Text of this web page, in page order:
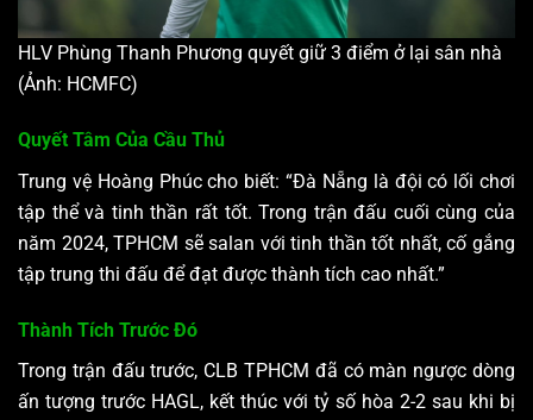
HLV Phùng Thanh Phương quyết giữ 3 điểm ở lại sân nhà
(Ảnh: HCMFC)
Quyết Tâm Của Cầu Thủ
Trung vệ Hoàng Phúc cho biết: “Đà Nẵng là đội có lối chơi
tập thể và tinh thần rất tốt. Trong trận đấu cuối cùng của
năm 2024, TPHCM sẽ salan với tinh thần tốt nhất, cố gắng
tập trung thi đấu để đạt được thành tích cao nhất.”
Thành Tích Trước Đó
Trong trận đấu trước, CLB TPHCM đã có màn ngược dòng
ấn tượng trước HAGL, kết thúc với tỷ số hòa 2-2 sau khi bị